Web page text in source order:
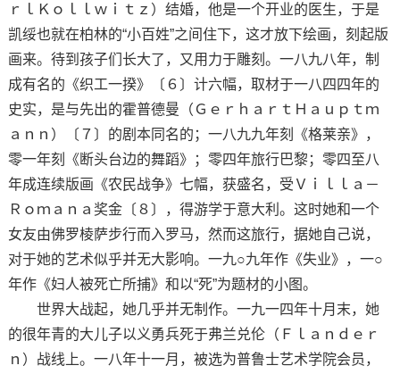
ｒｌＫｏｌｌｗｉｔｚ）结婚，他是一个开业的医生，于是
凯绥也就在柏林的“小百姓”之间住下，这才放下绘画，刻起版
画来。待到孩子们长大了，又用力于雕刻。一八九八年，制
成有名的《织工一揆》〔６〕计六幅，取材于一八四四年的
史实，是与先出的霍普德曼（ＧｅｒｈａｒｔＨａｕｐｔｍ
ａｎｎ）〔７〕的剧本同名的；一八九九年刻《格莱亲》，
零一年刻《断头台边的舞蹈》；零四年旅行巴黎；零四至八
年成连续版画《农民战争》七幅，获盛名，受Ｖｉｌｌａ－
Ｒｏｍａｎａ奖金〔８〕，得游学于意大利。这时她和一个
女友由佛罗棱萨步行而入罗马，然而这旅行，据她自己说，
对于她的艺术似乎并无大影响。一九○九年作《失业》，一○
年作《妇人被死亡所捕》和以“死”为题材的小图。
世界大战起，她几乎并无制作。一九一四年十月末，她
的很年青的大儿子以义勇兵死于弗兰兑伦（Ｆｌａｎｄｅｒ
ｎ）战线上。一八年十一月，被选为普鲁士艺术学院会员，